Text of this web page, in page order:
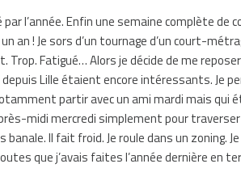
l’année. Enfin une semaine complète de
an ! Je sors d’un tournage d’un court-
Trop. Fatigué… Alors je décide de me
Lille étaient encore intéressants. Je
partir avec un ami mardi mais qui
midi mercredi simplement pour
banale. Il fait froid. Je roule dans un zoning.
que j’avais faites l’année dernière en